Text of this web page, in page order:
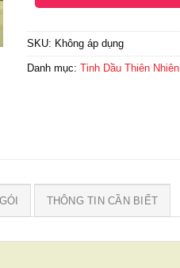
SKU: Không áp dụng
Danh mục: Tinh Dầu Thiên Nhiên
THÔNG TIN CẦN BIẾT